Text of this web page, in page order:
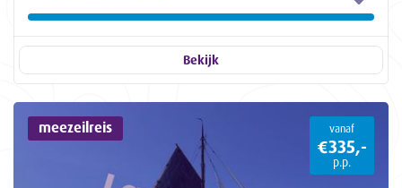
Bekijk
meezeilreis vanaf
€335,-
p.p.